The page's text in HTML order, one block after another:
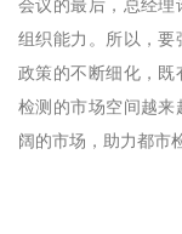
会议的最后，总经理
组织能力。所以，要
政策的不断细化，既
检测的市场空间越来
阔的市场，助力都市